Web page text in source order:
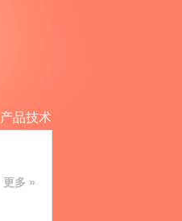
产品技术
更多 »